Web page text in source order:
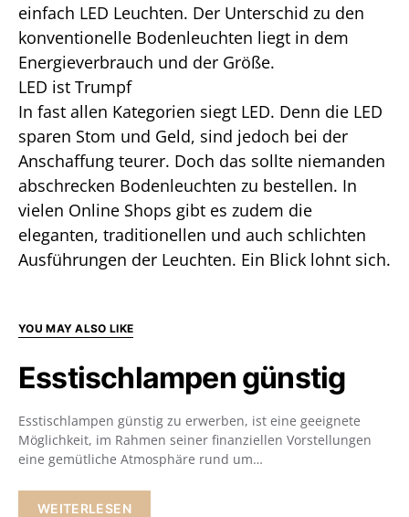
einfach LED Leuchten. Der Unterschid zu den
konventionelle Bodenleuchten liegt in dem
Energieverbrauch und der Größe.
LED ist Trumpf
In fast allen Kategorien siegt LED. Denn die LED
sparen Stom und Geld, sind jedoch bei der
Anschaffung teurer. Doch das sollte niemanden
abschrecken Bodenleuchten zu bestellen. In
vielen Online Shops gibt es zudem die
eleganten, traditionellen und auch schlichten
Ausführungen der Leuchten. Ein Blick lohnt sich.
YOU MAY ALSO LIKE
Esstischlampen günstig
Esstischlampen günstig zu erwerben, ist eine geeignete
Möglichkeit, im Rahmen seiner finanziellen Vorstellungen
eine gemütliche Atmosphäre rund um…
WEITERLESEN